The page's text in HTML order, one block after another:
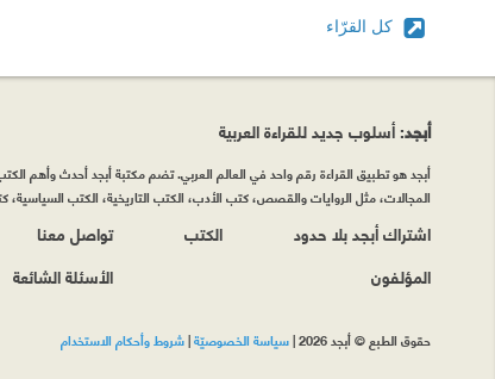
كل القرّاء
أبجد: أسلوب جديد للقراءة العربية
أبجد هو تطبيق القراءة رقم واحد في العالم العربي. تضم مكتبة أبجد أحدث وأهم
المجالات، مثل الروايات والقصص، كتب الأدب، الكتب التاريخية، الكتب
اشتراك أبجد بلا حدود
المؤلفون
الكتب
تواصل معنا
الأسئلة الشائعة
حقوق الطبع © أبجد 2026 |سياسة الخصوصيّة|شروط وأحكام الاستخدام